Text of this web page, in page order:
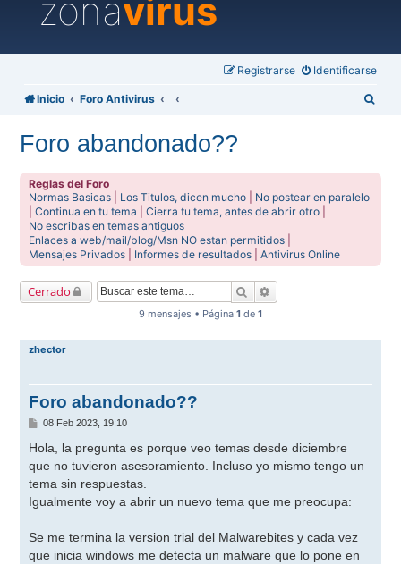
zonavirus
Identificarse
Registrarse
Inicio Foro Antivirus
Foro abandonado??
Reglas del Foro
Normas Basicas
Los Titulos, dicen mucho
No postear en paralelo
|Continua en tu tema |Cierra tu tema, antes de abrir otro
No escribas en temas antiguos
Enlaces a web/mail/blog/Msn NO estan permitidos
Mensajes Privados
Informes de resultados |Antivirus Online
Cerrado Buscar
9 mensajes • Página 1 de 1
zhector
Foro abandonado??
M
n
a
j
e
08 Feb 2023, 19:10
Hola, la pregunta es porque veo temas desde diciembre
que no tuvieron asesoramiento. Incluso yo mismo tengo un
tema sin respuestas.
Igualmente voy a abrir un nuevo tema que me preocupa:
Se me termina la version trial del Malwarebites y cada vez
que inicia windows me detecta un malware que lo pone en